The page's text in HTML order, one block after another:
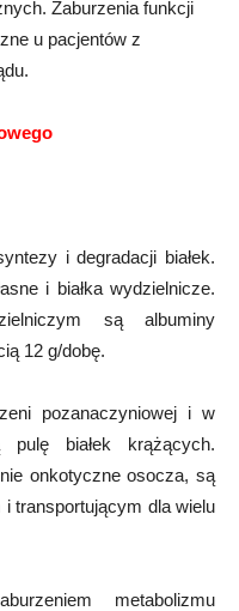
Zaburzenia funkcji
u pacjentów z
i degradacji białek.
i białka wydzielnicze.
są albuminy
12 g/dobę.
pozanaczyniowej i w
pulę białek krążących.
onkotyczne osocza, są
i transportującym dla wielu
metabolizmu